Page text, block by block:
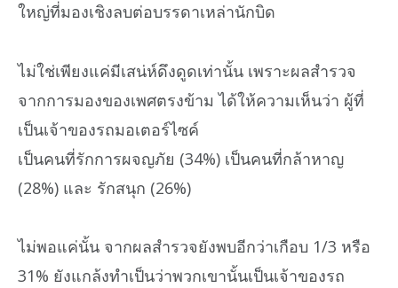
ใหญ่ที่มองเชิงลบต่อบรรดาเหล่านักบิด
ไม่ใช่เพียงแค่มีเสน่ห์ดึงดูดเท่านั้น เพราะผลสำรวจ
จากการมองของเพศตรงข้าม ได้ให้ความเห็นว่า ผู้ที่
เป็นเจ้าของรถมอเตอร์ไซค์
เป็นคนที่รักการผจญภัย (34%) เป็นคนที่กล้าหาญ
(28%) และ รักสนุก (26%)
ไม่พอแค่นั้น จากผลสำรวจยังพบอีกว่าเกือบ 1/3 หรือ
31% ยังแกล้งทำเป็นว่าพวกเขานั้นเป็นเจ้าของรถ